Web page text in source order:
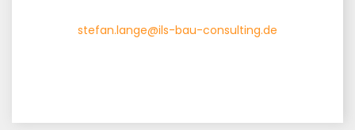
stefan.lange@ils-bau-consulting.de